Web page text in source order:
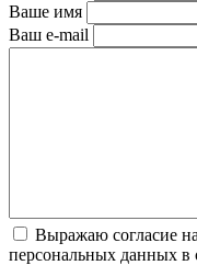
Ваше имя
Ваш e-mail
Выражаю согласие
персональных данных в